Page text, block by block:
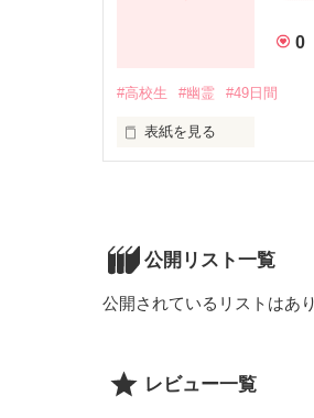
0
#高校生 #幽霊 #49日間
表紙を見る
公開リスト一覧
公開されているリストはあ
レビュー一覧